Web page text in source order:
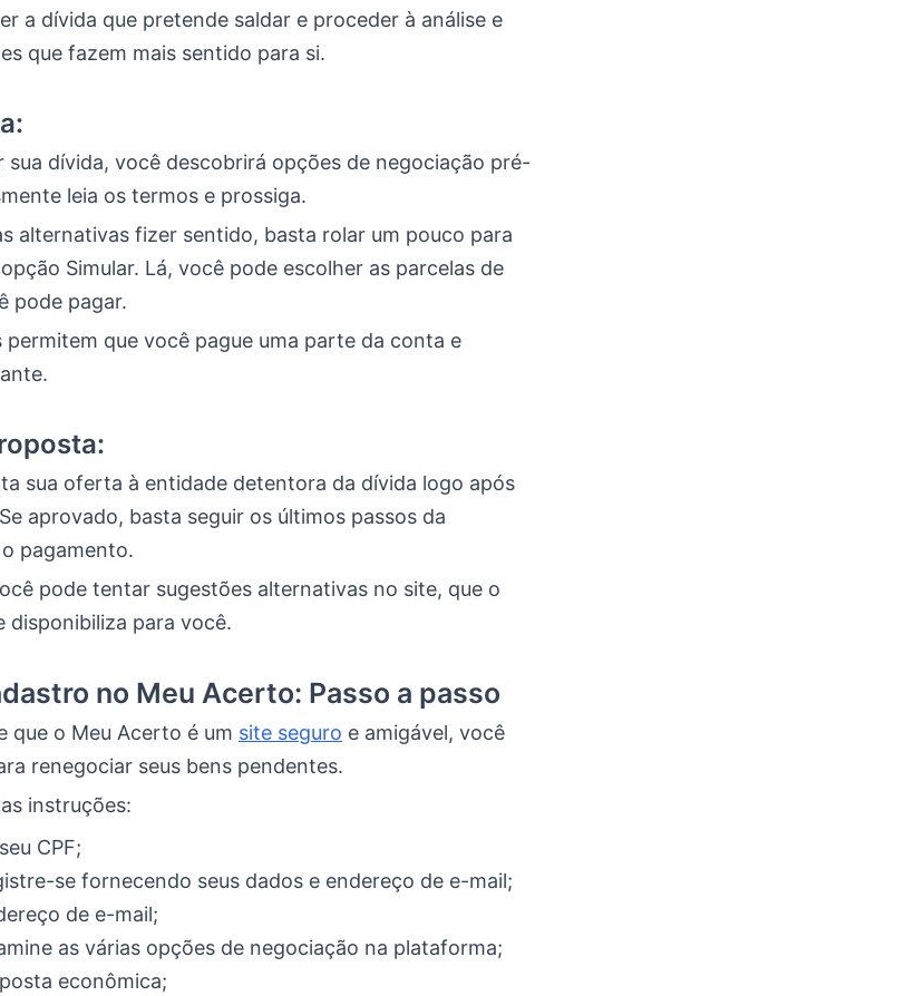
a dívida que pretende saldar e proceder à análise e
que fazem mais sentido para si.
sua dívida, você descobrirá opções de negociação pré-
leia os termos e prossiga.
alternativas fizer sentido, basta rolar um pouco para
Simular. Lá, você pode escolher as parcelas de
pode pagar.
que você pague uma parte da conta e
sua oferta à entidade detentora da dívida logo após
aprovado, basta seguir os últimos passos da
pagamento.
pode tentar sugestões alternativas no site, que o
disponibiliza para você.
no Meu Acerto: Passo a passo
que o Meu Acerto é um site seguro e amigável, você
renegociar seus bens pendentes.
instruções:
CPF;
se fornecendo seus dados e endereço de e-mail;
de e-mail;
as várias opções de negociação na plataforma;
econômica;